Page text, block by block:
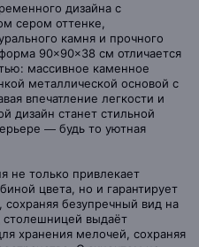
дизайна с
сером оттенке,
камня и прочного
90×90×38 см отличается
массивное каменное
металлической основой с
впечатление легкости и
дизайн станет стильной
— будь то уютная
не только привлекает
цвета, но и гарантирует
сохраняя безупречный вид на
выдаёт
хранения мелочей, сохраняя